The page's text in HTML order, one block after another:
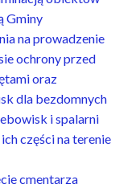
Gminy
na prowadzenie
ochrony przed
oraz
dla bezdomnych
i spalarni
części na terenie
cmentarza